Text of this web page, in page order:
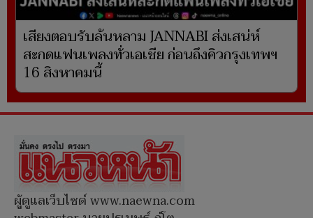
เสียงตอบรับล้นหลาม JANNABI ส่งเสน่ห์
สะกดแฟนเพลงทั่วเอเชีย ก่อนถึงคิวกรุงเทพฯ
16 สิงหาคมนี้
ผู้ดูแลเว็บไซต์ www.naewna.com